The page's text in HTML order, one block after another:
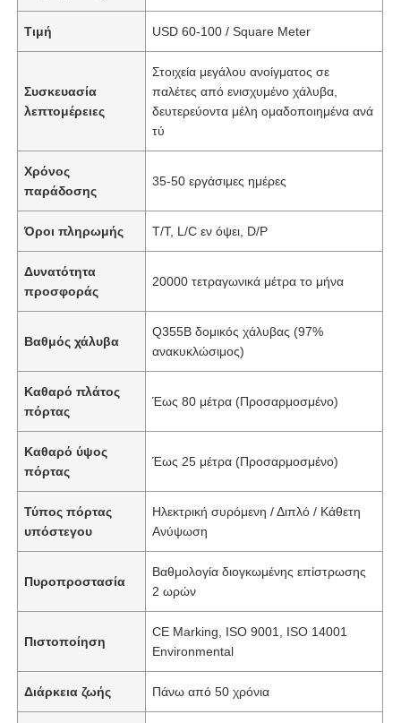
Τιμή USD 60-100 / Square Meter
Συσκευασία
λεπτομέρειες
Στοιχεία μεγάλου ανοίγματος σε
παλέτες από ενισχυμένο χάλυβα,
δευτερεύοντα μέλη ομαδοποιημένα ανά
τύ
Χρόνος
παράδοσης
35-50 εργάσιμες ημέρες
Όροι πληρωμής T/T, L/C εν όψει, D/P
Δυνατότητα
προσφοράς
20000 τετραγωνικά μέτρα το μήνα
Βαθμός χάλυβα
Q355B δομικός χάλυβας (97%
ανακυκλώσιμος)
Καθαρό πλάτος
πόρτας
Έως 80 μέτρα (Προσαρμοσμένο)
Καθαρό ύψος
πόρτας
Έως 25 μέτρα (Προσαρμοσμένο)
Τύπος πόρτας
υπόστεγου
Ηλεκτρική συρόμενη / Διπλό / Κάθετη
Ανύψωση
Πυροπροστασία
Βαθμολογία διογκωμένης επίστρωσης
2 ωρών
Πιστοποίηση
CE Marking, ISO 9001, ISO 14001
Environmental
Διάρκεια ζωής Πάνω από 50 χρόνια